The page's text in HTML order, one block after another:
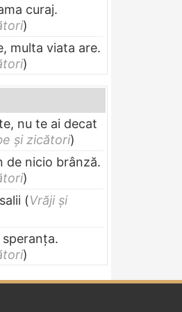
curaj.
)
multa viata are.
)
nu te ai decat
și zicători)
de nicio brânză.
)
(Vrăji și
)